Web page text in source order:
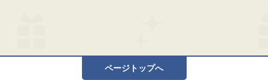
ページトップへ